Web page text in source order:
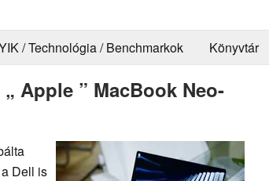
/ Technológia / Benchmarkok Könyvtár
Apple ” MacBook Neo-
Dell is